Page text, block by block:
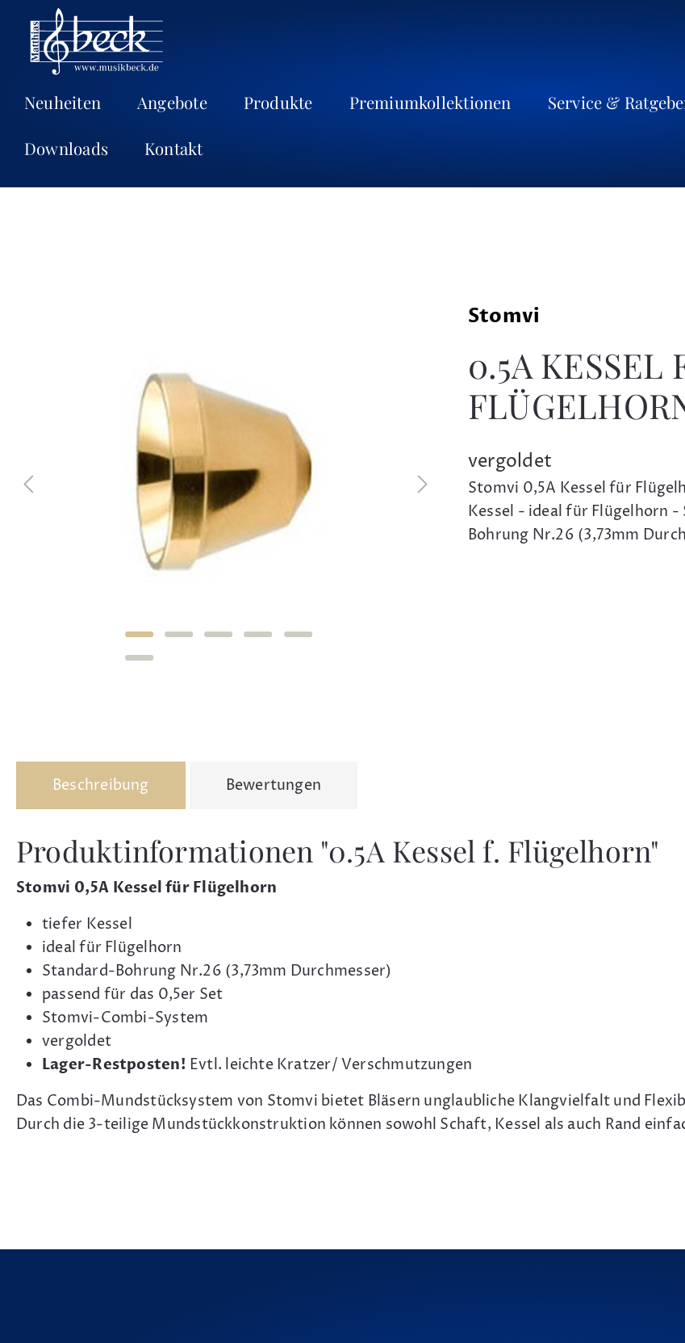
Neuheiten Angebote Produkte Premiumkollektionen Service &
Downloads Kontakt
Stomvi
0.5A KESSEL
vergoldet
Stomvi 0,5A Kessel für
Kessel - ideal für Flügelhorn
Bohrung Nr.26 (3,73mm
Beschreibung Bewertungen
Produktinformationen "0.5A Kessel f. Flügelhorn"
Stomvi 0,5A Kessel für Flügelhorn
tiefer Kessel
ideal für Flügelhorn
Standard-Bohrung Nr.26 (3,73mm Durchmesser)
passend für das 0,5er Set
Stomvi-Combi-System
vergoldet
Lager-Restposten! Evtl. leichte Kratzer/ Verschmutzungen
Das Combi-Mundstücksystem von Stomvi bietet Bläsern unglaubliche Klangvielfalt und
Durch die 3-teilige Mundstückkonstruktion können sowohl Schaft, Kessel als auch Rand